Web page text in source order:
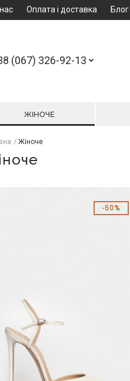
Оплата і доставка Блог
(067) 326-92-13
ЖІНОЧЕ
Жіноче
50%